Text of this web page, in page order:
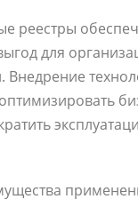
реестры
для
Внедрение